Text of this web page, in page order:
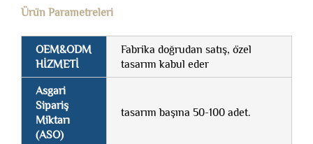
Ürün Parametreleri
OEM&ODM
HİZMETİ
Fabrika doğrudan satış, özel
tasarım kabul eder
Asgari
Sipariş
Miktarı
(ASO)
tasarım başına 50-100 adet.